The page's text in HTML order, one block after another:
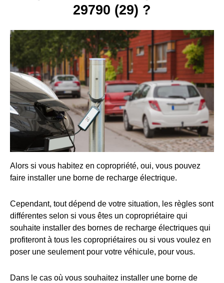
29790 (29) ?
Alors si vous habitez en copropriété, oui, vous pouvez
faire installer une borne de recharge électrique.
Cependant, tout dépend de votre situation, les règles sont
différentes selon si vous êtes un copropriétaire qui
souhaite installer des bornes de recharge électriques qui
profiteront à tous les copropriétaires ou si vous voulez en
poser une seulement pour votre véhicule, pour vous.
Dans le cas où vous souhaitez installer une borne de